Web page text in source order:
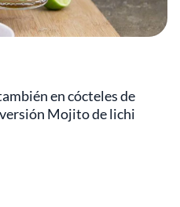
en cócteles de
Mojito de lichi